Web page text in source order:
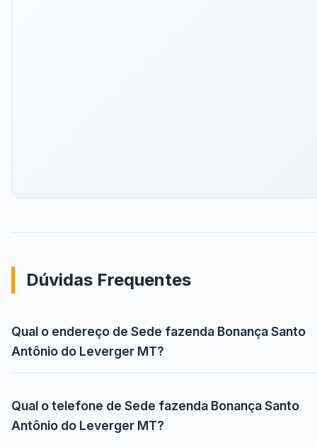
Dúvidas Frequentes
Qual o endereço de Sede fazenda Bonança Santo
Antônio do Leverger MT?
Qual o telefone de Sede fazenda Bonança Santo
Antônio do Leverger MT?